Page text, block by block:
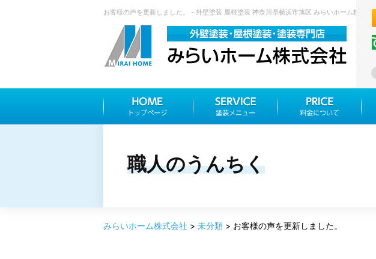
お客様の声を更新しました。 - 外壁塗装 屋根塗装 神奈川県横浜市旭区 みらいホーム株式会社
職人のうんちく
みらいホーム株式会社 > 未分類 > お客様の声を更新しました。